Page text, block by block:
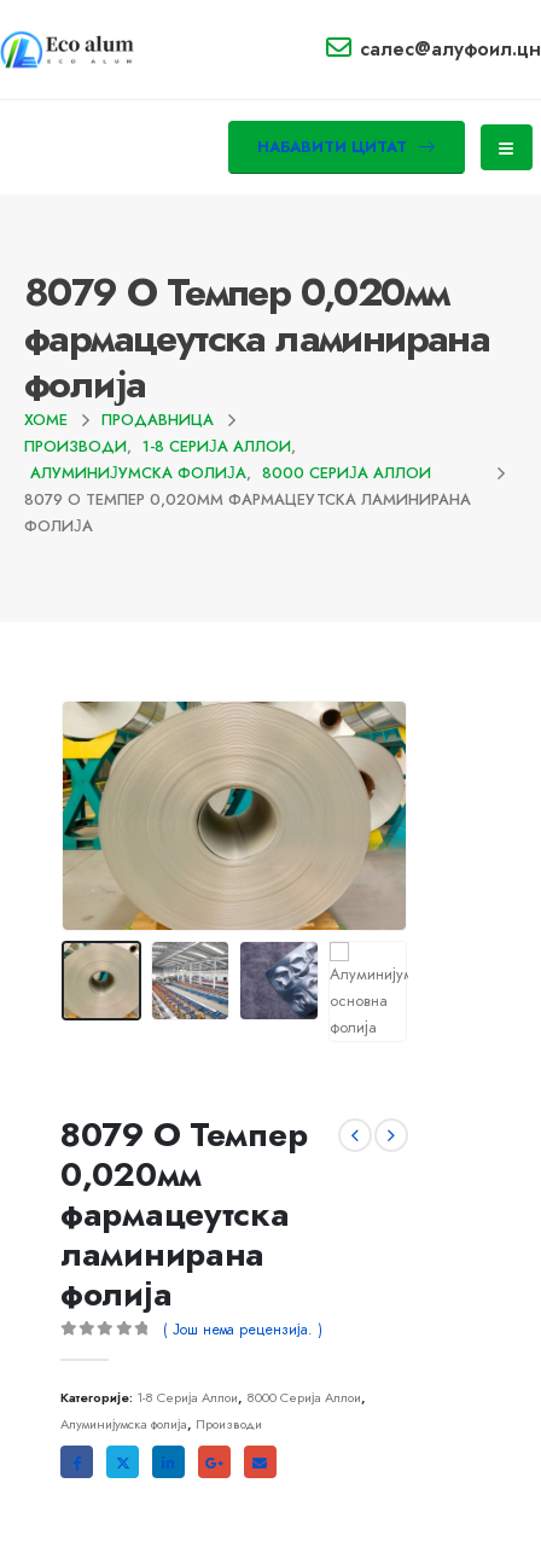
салес@алуфоил.цн
НАБАВИТИ ЦИТАТ
8079 О Темпер 0,020мм
фармацеутска ламинирана
фолија
ХОМЕ
ПРОДАВНИЦА
ПРОИЗВОДИ, 1-8 СЕРИЈА АЛЛОИ,
АЛУМИНИЈУМСКА ФОЛИЈА, 8000 СЕРИЈА АЛЛОИ
8079 О ТЕМПЕР 0,020ММ ФАРМАЦЕУТСКА ЛАМИНИРАНА
ФОЛИЈА
8079 О Темпер
0,020мм
фармацеутска
ламинирана
фолија
( Још нема рецензија. )
Категорије: 1-8 Серија Аллои, 8000 Серија Аллои,
Алуминијумска фолија, Производи